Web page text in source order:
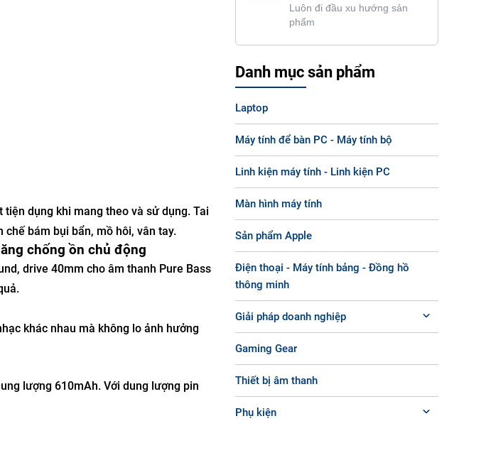
dụng khi mang theo và sử dụng. Tai
bám bụi bẩn, mồ hôi, vân tay.
chống ồn chủ động
drive 40mm cho âm thanh Pure Bass
khác nhau mà không lo ảnh hưởng
lượng 610mAh. Với dung lượng pin
Luôn đi đầu xu hướng sản
phẩm
Danh mục sản phẩm
Laptop
Máy tính để bàn PC - Máy tính bộ
Linh kiện máy tính - Linh kiện PC
Màn hình máy tính
Sản phẩm Apple
Điện thoại - Máy tính bảng - Đồng hồ
thông minh
Giải pháp doanh nghiệp
Gaming Gear
Thiết bị âm thanh
Phụ kiện